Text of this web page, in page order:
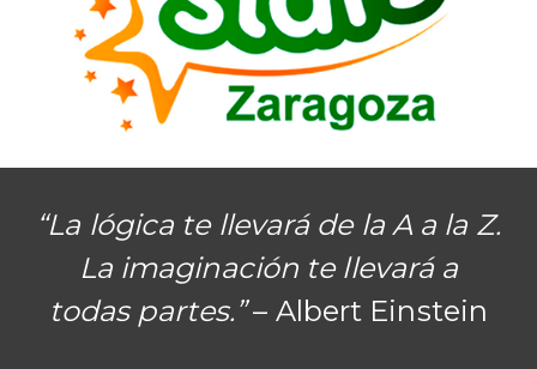
“La lógica te llevará de la A a la Z.
La imaginación te llevará a
todas partes.”– Albert Einstein